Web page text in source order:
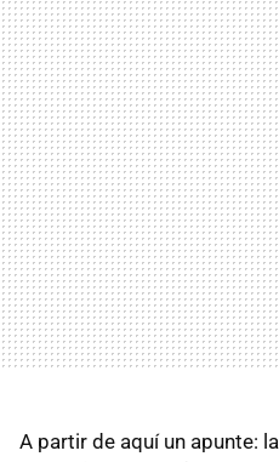
A partir de aquí un apunte: